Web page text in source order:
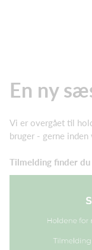
En ny
Vi er overgået til
bruger - gerne
Tilmelding finder